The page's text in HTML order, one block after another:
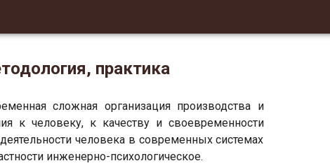
практика
сложная организация производства и
к человеку, к качеству и своевременности
человека в современных системах
инженерно-психологическое.